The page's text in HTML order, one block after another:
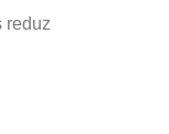
reduz